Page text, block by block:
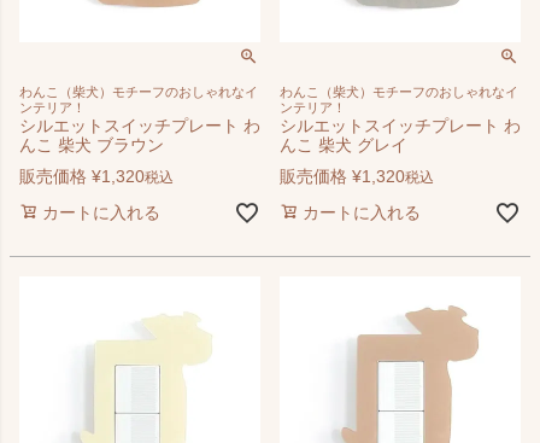
わんこ（柴犬）モチーフのおしゃれなイ
ンテリア！
シルエットスイッチプレート わ
んこ 柴犬 ブラウン
販売価格 ¥1,320税込
カートに入れる
わんこ（柴犬）モチーフのおしゃれなイ
ンテリア！
シルエットスイッチプレート わ
んこ 柴犬 グレイ
販売価格 ¥1,320税込
カートに入れる